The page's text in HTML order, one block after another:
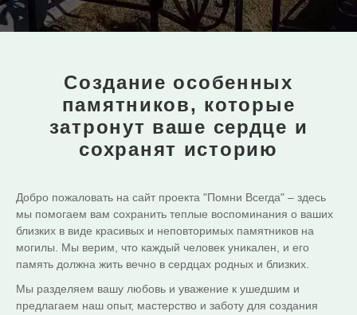
Создание особенных
памятников, которые
затронут ваше сердце и
сохранят историю
Добро пожаловать на сайт проекта "Помни Всегда" – здесь
мы помогаем вам сохранить теплые воспоминания о ваших
близких в виде красивых и неповторимых памятников на
могилы. Мы верим, что каждый человек уникален, и его
память должна жить вечно в сердцах родных и близких.
Мы разделяем вашу любовь и уважение к ушедшим и
предлагаем наш опыт, мастерство и заботу для создания